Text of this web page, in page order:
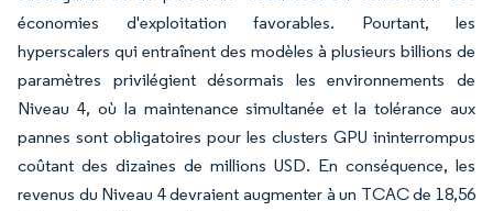
économies d'exploitation favorables. Pourtant, les
hyperscalers qui entraînent des modèles à plusieurs billions de
paramètres privilégient désormais les environnements de
Niveau 4, où la maintenance simultanée et la tolérance aux
pannes sont obligatoires pour les clusters GPU ininterrompus
coûtant des dizaines de millions USD. En conséquence, les
revenus du Niveau 4 devraient augmenter à un TCAC de 18,56